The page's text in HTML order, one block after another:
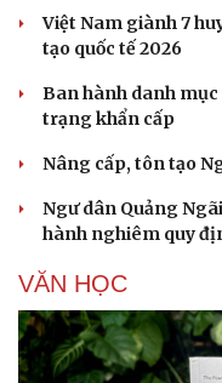
Việt Nam giành 7
tạo quốc tế 2026
Ban hành danh
trạng khẩn cấp
Nâng cấp, tôn tạo
Ngư dân Quảng
hành nghiêm quy
VĂN HỌC